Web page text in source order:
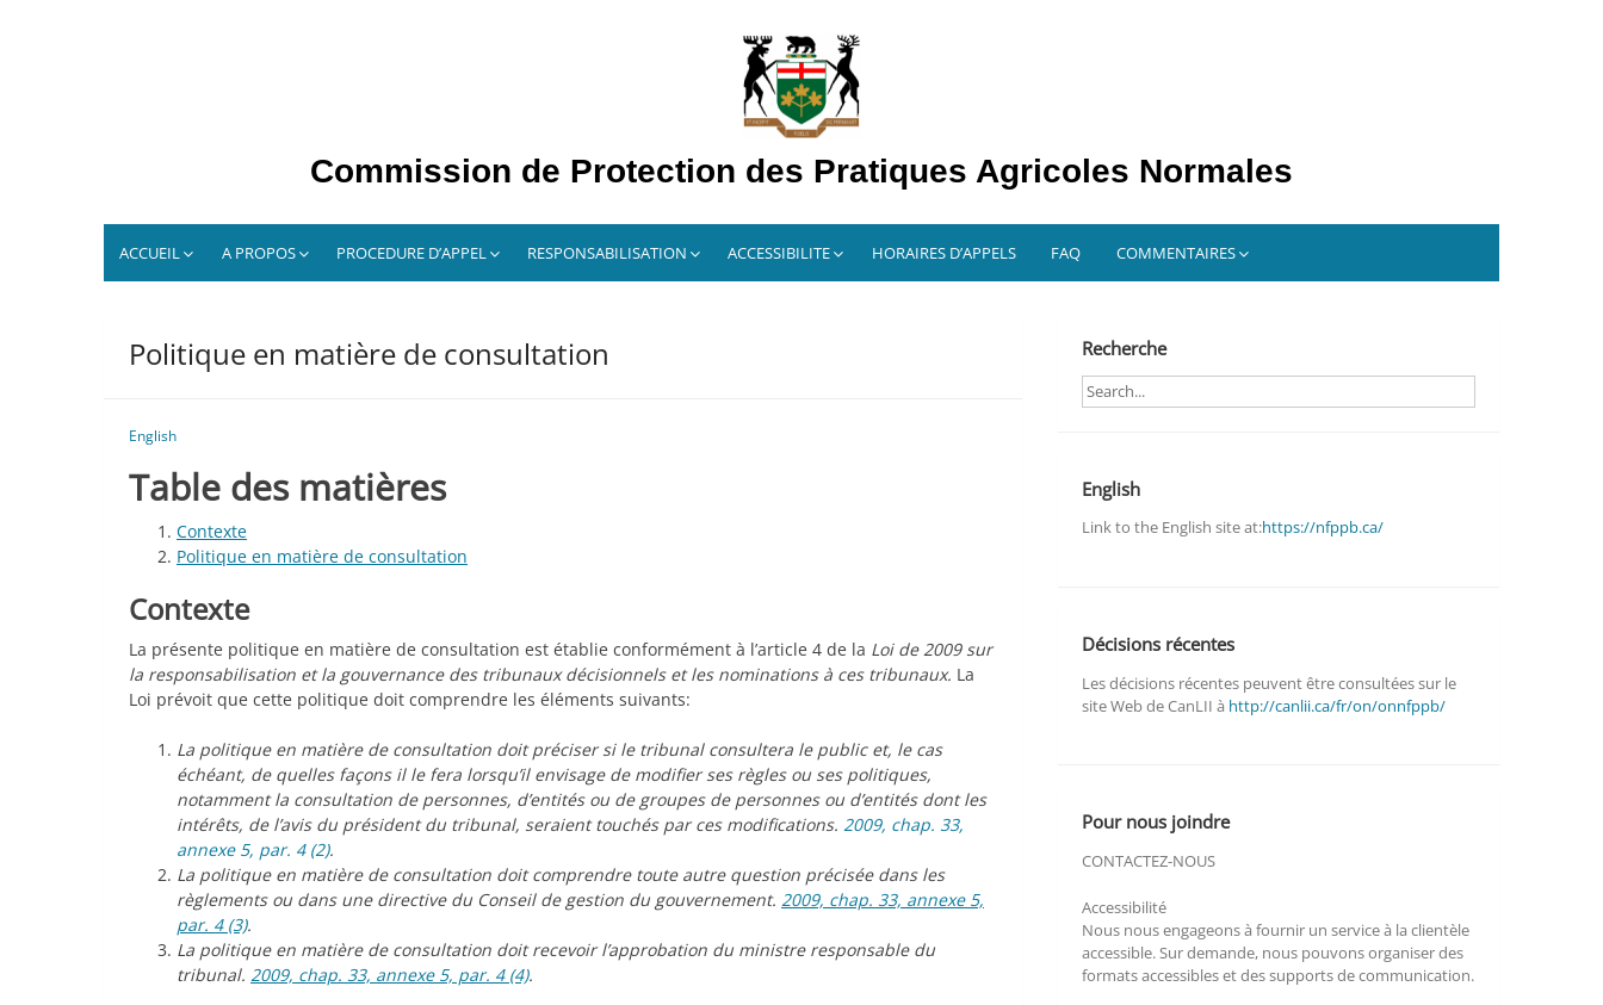
Commission de Protection des Pratiques Agricoles Normales
ACCUEIL A PROPOS PROCEDURE D’APPEL RESPONSABILISATION ACCESSIBILITE HORAIRES D’APPELS FAQ COMMENTAIRES
Politique en matière de consultation
English
Table des matières
Contexte
Politique en matière de consultation
Contexte
La présente politique en matière de consultation est établie conformément à l’article 4 de la Loi de 2009 sur
la responsabilisation et la gouvernance des tribunaux décisionnels et les nominations à ces tribunaux. La
Loi prévoit que cette politique doit comprendre les éléments suivants:
La politique en matière de consultation doit préciser si le tribunal consultera le public et, le cas
échéant, de quelles façons il le fera lorsqu’il envisage de modifier ses règles ou ses politiques,
notamment la consultation de personnes, d’entités ou de groupes de personnes ou d’entités dont les
intérêts, de l’avis du président du tribunal, seraient touchés par ces modifications. 2009, chap. 33,
annexe 5, par. 4 (2).
La politique en matière de consultation doit comprendre toute autre question précisée dans les
règlements ou dans une directive du Conseil de gestion du gouvernement. 2009, chap. 33, annexe 5,
par. 4 (3).
La politique en matière de consultation doit recevoir l’approbation du ministre responsable du
tribunal. 2009, chap. 33, annexe 5, par. 4 (4).
Recherche
Search
English
Link to the English site at:https://nfppb.ca/
Décisions récentes
Les décisions récentes peuvent être consultées sur le
site Web de CanLII à http://canlii.ca/fr/on/onnfppb/
Pour nous joindre
CONTACTEZ-NOUS
Accessibilité
Nous nous engageons à fournir un service à la clientèle
accessible. Sur demande, nous pouvons organiser des
formats accessibles et des supports de communication.